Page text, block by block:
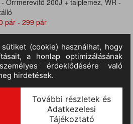
- Orrmerevítő 200J + talplemez, WR -
pár - 299 pár